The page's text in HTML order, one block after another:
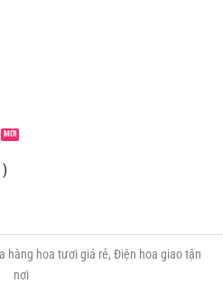
hàng hoa tươi giá rẻ, Điện hoa giao tận
nơi